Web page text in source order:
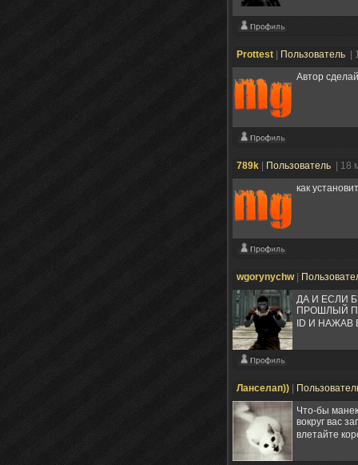
Prottest Пользователь
|
Автор
789k Пользователь
| 18
как
wgorynychw|
ДА И ЕСЛИ
ПРОШЛЫЙ
ID И
Ланселап))
Что-бы
вокруг вас
влетайте